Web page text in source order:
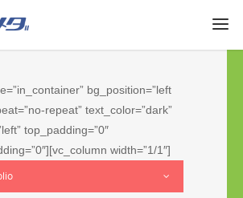
bg_position=”left
repeat” text_color=”dark”
top_padding=”0″
width=”1/1″]